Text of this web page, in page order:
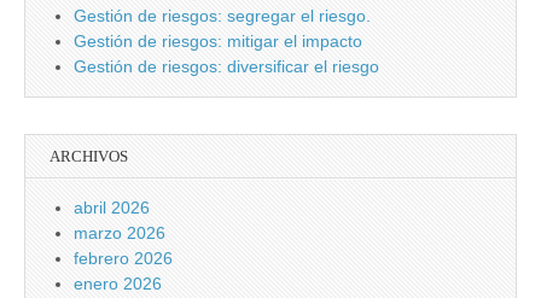
Gestión de riesgos: segregar el riesgo.
Gestión de riesgos: mitigar el impacto
Gestión de riesgos: diversificar el riesgo
ARCHIVOS
abril 2026
marzo 2026
febrero 2026
enero 2026